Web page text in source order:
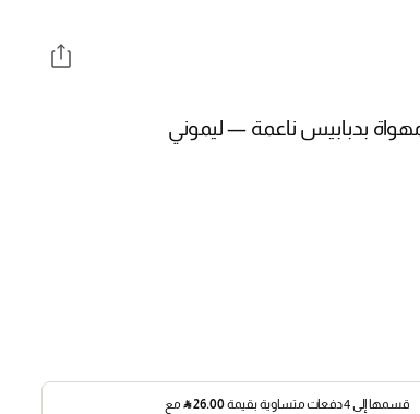
بدبابيس ناعمة — ليموني
قسمها إلى 4 دفعات متساوية بقيمة 26.00
⃁ مع